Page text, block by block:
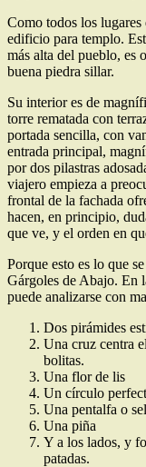
Como todos los
edificio para templo.
más alta del pueblo, es
buena piedra sillar.
Su interior es de
torre rematada con
portada sencilla, con
entrada principal,
por dos pilastras
viajero empieza a
frontal de la fachada
hacen, en principio,
que ve, y el orden en
Porque esto es lo que
Gárgoles de Abajo. En
puede analizarse con
Dos pirámides
Una cruz centra
bolitas.
Una flor de lis
Un círculo
Una pentalfa o
Una piña
Y a los lados, y
patadas.